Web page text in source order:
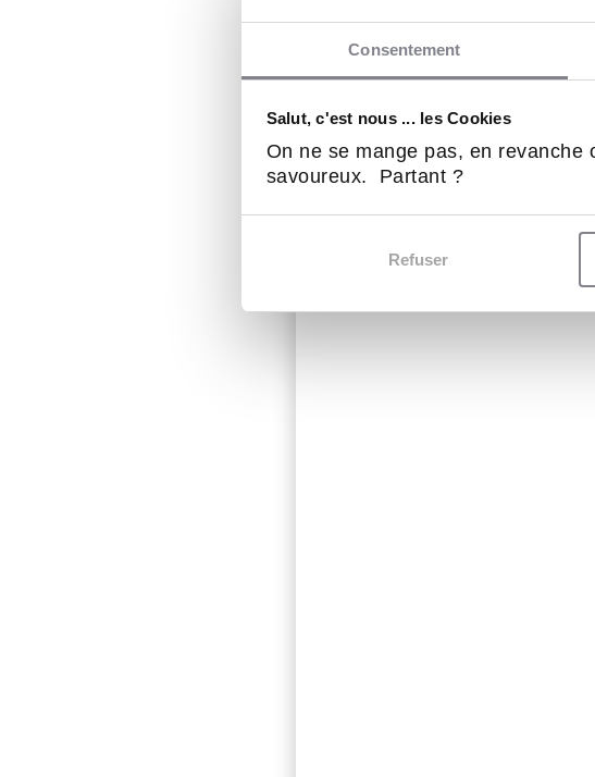
Consentement
Salut, c'est nous ... les Cookies
On ne se mange pas, en
savoureux. Partant ?
Refuser